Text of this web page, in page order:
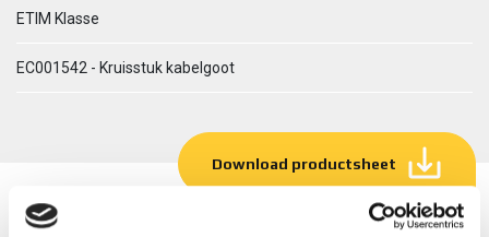
ETIM Klasse
EC001542 - Kruisstuk kabelgoot
Download productsheet